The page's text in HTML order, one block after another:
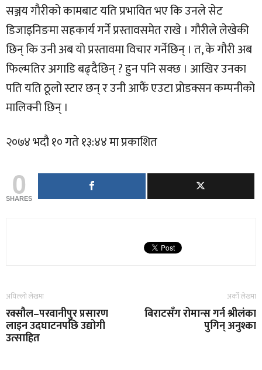
सञ्जय गौरीको कामबाट यति प्रभावित भए कि उनले सेट
डिजाइनिङमा सहकार्य गर्ने प्रस्तावसमेत राखे । गौरीले लेखेकी
छिन् कि उनी अब यो प्रस्तावमा विचार गर्नेछिन् । त, के गौरी अब
फिल्मतिर अगाडि बढ्दैछिन् ? हुन पनि सक्छ । आखिर उनका
पति यति ठूलो स्टार छन् र उनी आफैं एउटा प्रोडक्सन कम्पनीको
मालिक्नी छिन् ।
२०७४ भदौ १० गते १३:४४ मा प्रकाशित
0
SHARES
अघिल्लो लेखमा
रक्सौल–परवानीपुर प्रसारण
लाइन उदघाटनपछि उद्योगी
उत्साहित
अर्को लेखमा
बिराटसँग रोमान्स गर्न श्रीलंका
पुगिन् अनुश्का